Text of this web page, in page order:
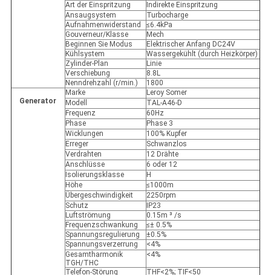
Art der Einspritzung
Indirekte Einspritzung
Ansaugsystem
Turbocharge
Aufnahmenwiderstand
≤6.4kPa
Gouverneur/Klasse
Mech
Beginnen Sie Modus
Elektrischer Anfang DC24V
Kühlsystem
Wassergekühlt (durch Heizkörper)
Zylinder-Plan
Linie
Verschiebung
8.8L
Nenndrehzahl (r/min.)
1800
Generator
Marke
Leroy Somer
Modell
TAL-A46-D
Frequenz
60Hz
Phase
Phase 3
Wicklungen
100% Kupfer
Erreger
Schwanzlos
Verdrahten
12 Drähte
Anschlüsse
6 oder 12
Isolierungsklasse
H
Höhe
≤1000m
Übergeschwindigkeit
2250rpm
Schutz
IP23
Luftströmung
0.15m ³ /s
Frequenzschwankung
≤± 0.5%
Spannungsregulierung
±0.5%
Spannungsverzerrung
<4%
Gesamtharmonik
TGH/THC
<4%
Telefon-Störung THF<2%; TIF<50